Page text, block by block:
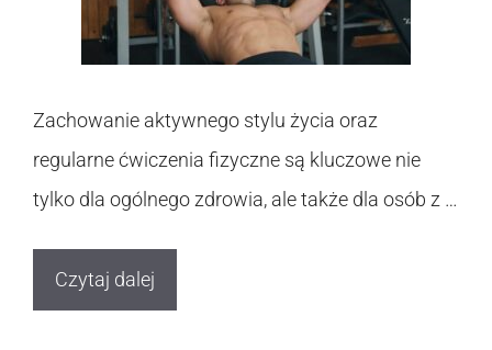
Zachowanie aktywnego stylu życia oraz
regularne ćwiczenia fizyczne są kluczowe nie
tylko dla ogólnego zdrowia, ale także dla osób z …
Czytaj dalej